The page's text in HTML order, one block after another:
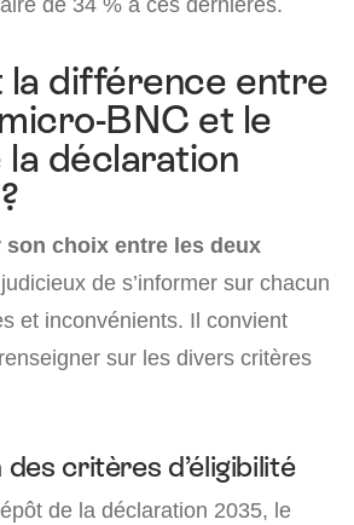
la différence entre
BNC et le
la déclaration
son choix entre les deux
de s’informer sur chacun
et inconvénients. Il convient
sur les divers critères
critères d’éligibilité
de la déclaration 2035, le